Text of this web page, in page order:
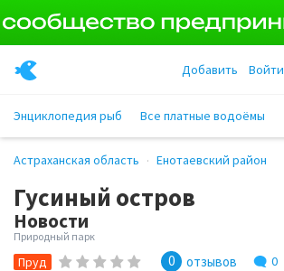
Войти
Добавить
Энциклопедия рыб Все платные водоёмы
Астраханская область Енотаевский район
Гусиный остров
Новости
Природный парк
Пруд 0 отзывов 0